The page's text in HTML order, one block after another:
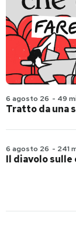
6 agosto 26 - 49
Tratto da una
6 agosto 26 - 241
Il diavolo sulle